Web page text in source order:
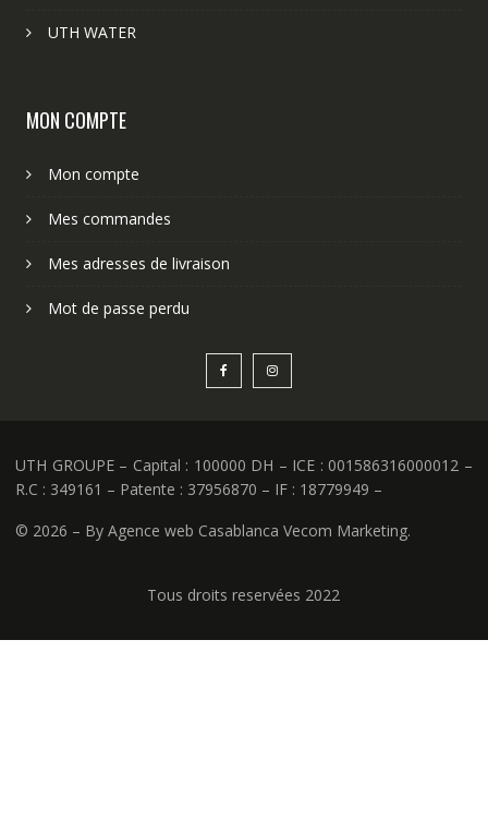
UTH WATER
MON COMPTE
Mon compte
Mes commandes
Mes adresses de livraison
Mot de passe perdu
UTH GROUPE – Capital : 100000 DH – ICE : 001586316000012 –
R.C : 349161 – Patente : 37956870 – IF : 18779949 –
© 2026 – By Agence web Casablanca Vecom Marketing.
Tous droits reservées 2022